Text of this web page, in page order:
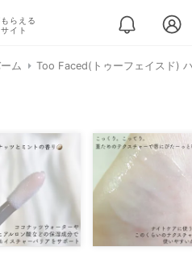
らえる
イト
ム Too Faced(トゥーフェイスド)